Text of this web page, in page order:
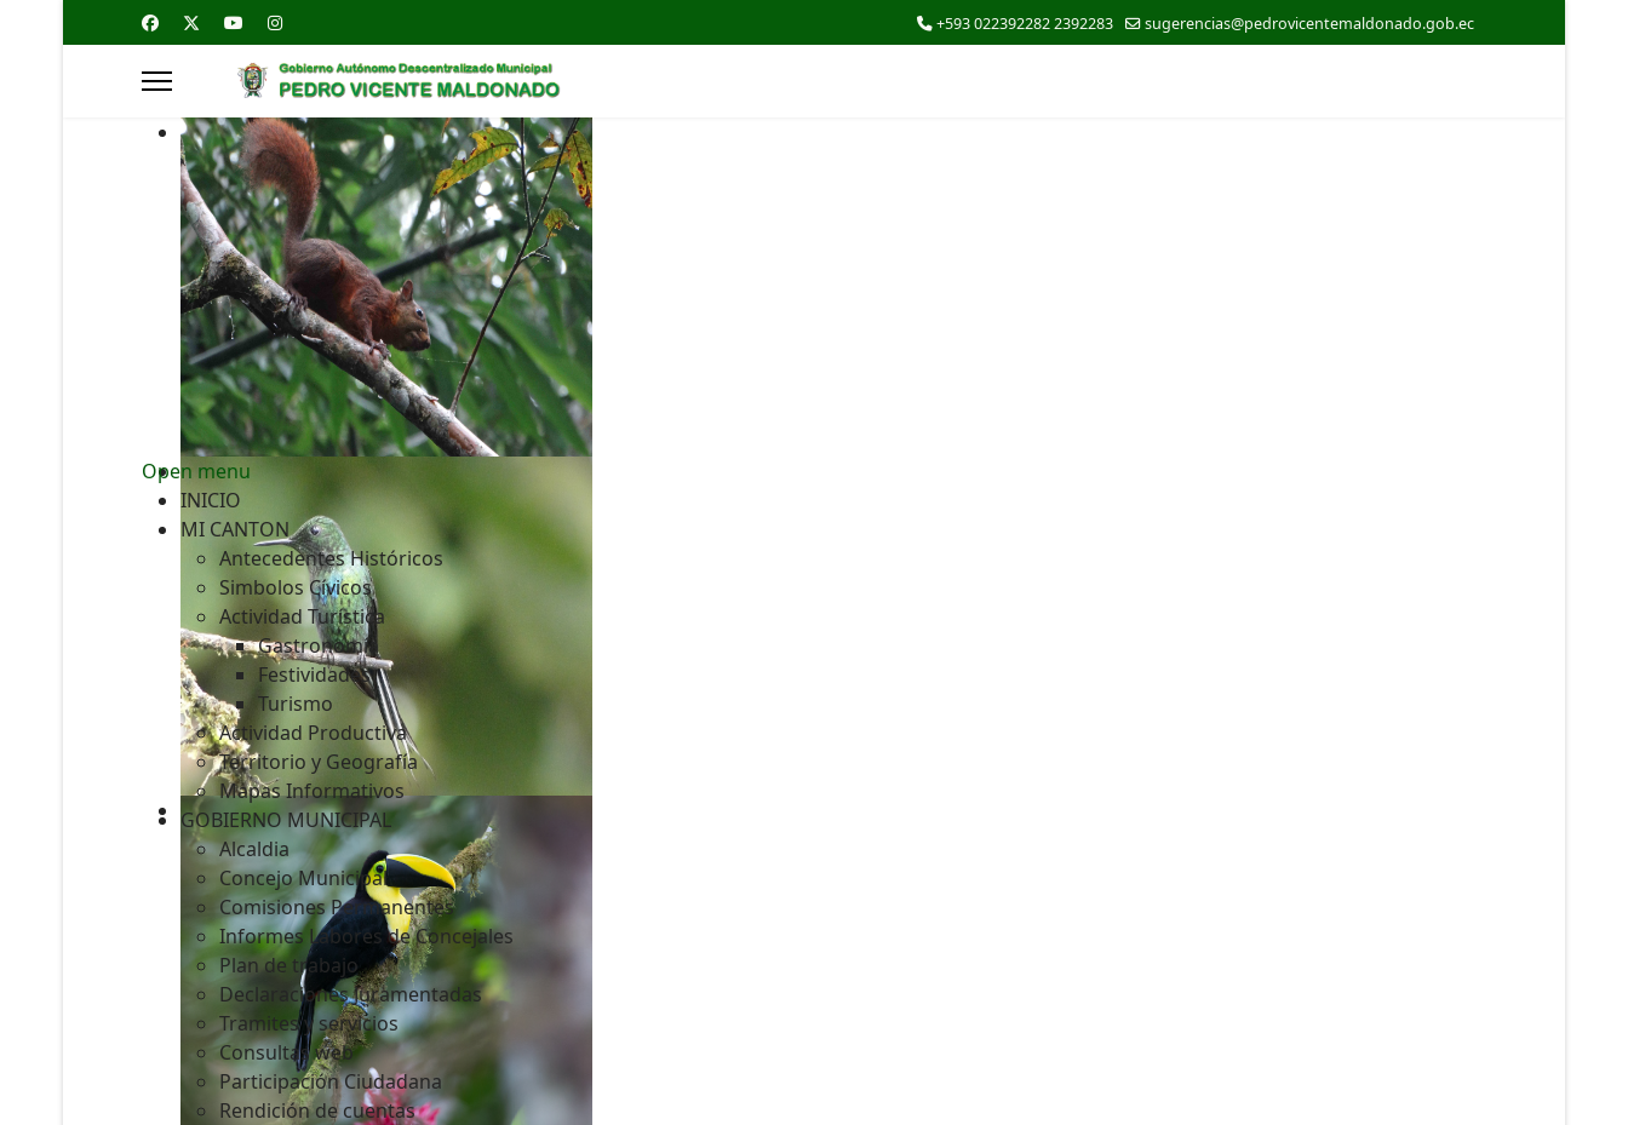
+593 022392282 2392283 sugerencias@pedrovicentemaldonado.gob.ec
Open menu
INICIO
MI CANTON
Antecedentes Históricos
Simbolos Cívicos
Actividad Turística
Gastronomía
Festividades
Turismo
Actividad Productiva
Territorio y Geografía
Mapas Informativos
GOBIERNO MUNICIPAL
Alcaldia
Concejo Municipal
Comisiones Permanentes
Informes Labores de Concejales
Plan de trabajo
Declaraciones Juramentadas
Tramites y servicios
Consultas web
Participación Ciudadana
Rendición de cuentas